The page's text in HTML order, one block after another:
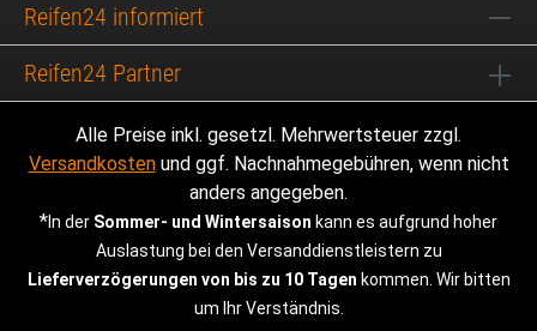
Reifen24 informiert
Reifen24 Partner
Alle Preise inkl. gesetzl. Mehrwertsteuer zzgl.
Versandkostenund ggf. Nachnahmegebühren, wenn nicht
anders angegeben.
*In der Sommer- und Wintersaison kann es aufgrund hoher
Auslastung bei den Versanddienstleistern zu
Lieferverzögerungen von bis zu 10 Tagen kommen. Wir bitten
um Ihr Verständnis.